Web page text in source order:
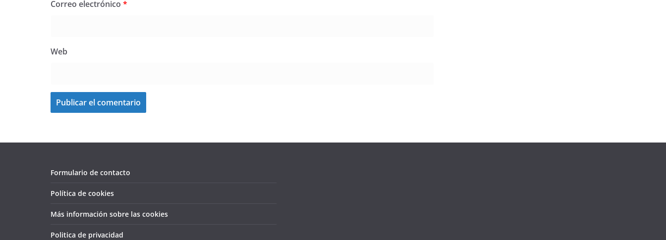
Correo electrónico *
Web
Formulario de contacto
Política de cookies
Más información sobre las cookies
Politica de privacidad